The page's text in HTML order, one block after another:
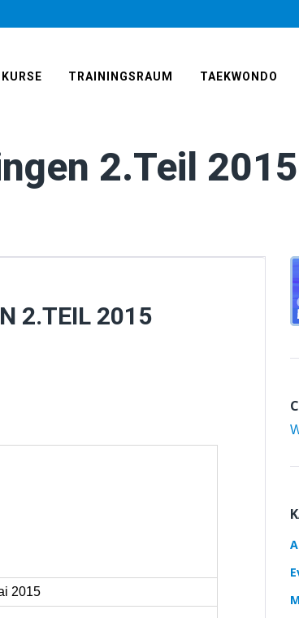
KURSE TRAININGSRAUM TAEKWONDO
2.Teil 2015
2.TEIL 2015
2015